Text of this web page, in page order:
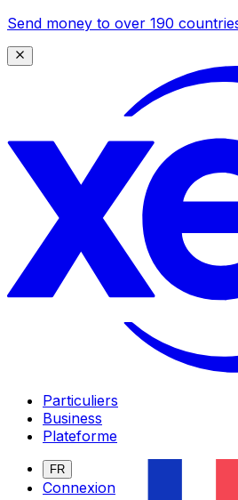
Send money to over 190
Particuliers
Business
Plateforme
FR
Connexion